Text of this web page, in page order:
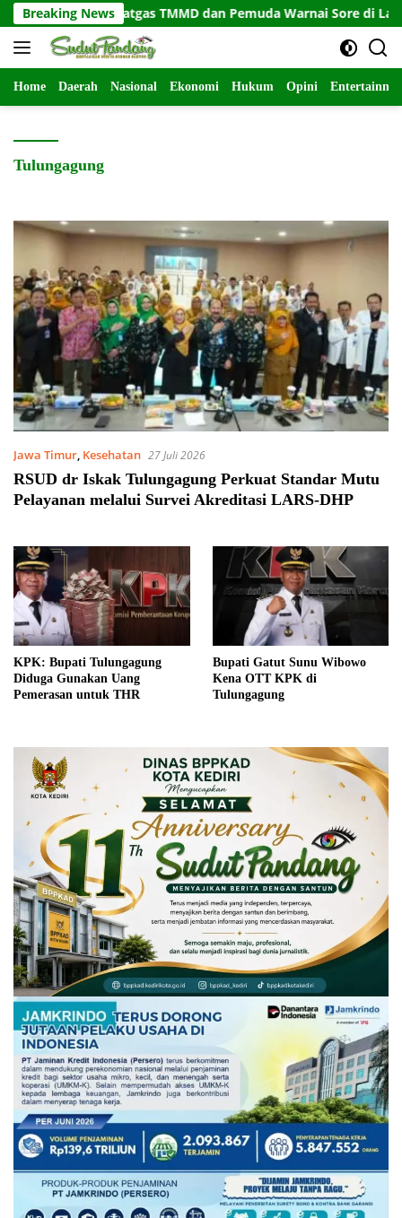
Langsung
ke
konten
Breaking News
Satgas TMMD dan Pemuda Warnai Sore di Lapangan
Home Daerah Nasional Ekonomi Hukum Opini
Tulungagung
Jawa Timur, Kesehatan 27 Juli 2026
RSUD dr Iskak Tulungagung Perkuat Standar Mutu
Pelayanan melalui Survei Akreditasi LARS-DHP
KPK: Bupati Tulungagung
Diduga Gunakan Uang
Pemerasan untuk THR
Bupati Gatut Sunu Wibowo
Kena OTT KPK di
Tulungagung